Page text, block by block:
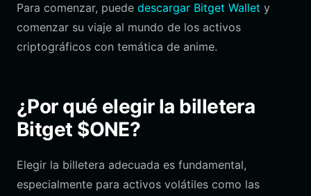
Para comenzar, puede descargar Bitget Wallet y
comenzar su viaje al mundo de los activos
criptográficos con temática de anime.
¿Por qué elegir la billetera
Bitget $ONE?
Elegir la billetera adecuada es fundamental,
especialmente para activos volátiles como las